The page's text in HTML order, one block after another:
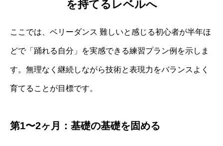
を持てるレベルへ
ここでは、ベリーダンス 難しいと感じる初心者が半年ほ
どで「踊れる自分」を実感できる練習プラン例を示しま
す。無理なく継続しながら技術と表現力をバランスよく
育てることが目標です。
第1〜2ヶ月：基礎の基礎を固める